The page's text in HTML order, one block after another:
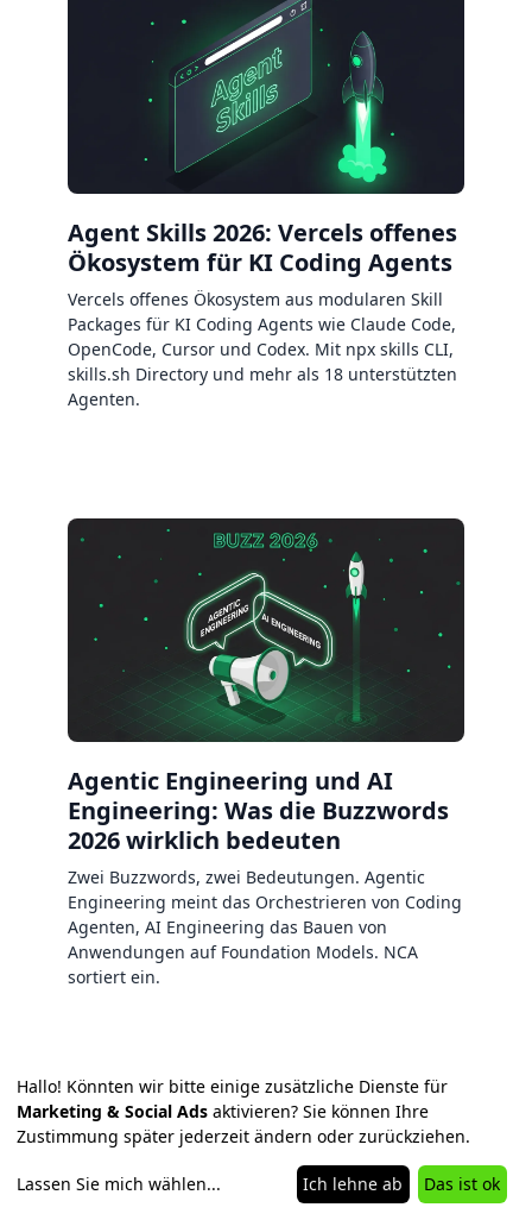
Agent Skills 2026: Vercels offenes
Ökosystem für KI Coding Agents
Vercels offenes Ökosystem aus modularen Skill
Packages für KI Coding Agents wie Claude Code,
OpenCode, Cursor und Codex. Mit npx skills CLI,
skills.sh Directory und mehr als 18 unterstützten
Agenten.
Agentic Engineering und AI
Engineering: Was die Buzzwords
2026 wirklich bedeuten
Zwei Buzzwords, zwei Bedeutungen. Agentic
Engineering meint das Orchestrieren von Coding
Agenten, AI Engineering das Bauen von
Anwendungen auf Foundation Models. NCA
sortiert ein.
Hallo! Könnten wir bitte einige zusätzliche Dienste für
Marketing & Social Ads aktivieren? Sie können Ihre
Zustimmung später jederzeit ändern oder zurückziehen.
Lassen Sie mich wählen... Ich lehne ab Das ist ok